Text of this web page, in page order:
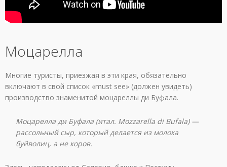
Моцарелла
Многие туристы, приезжая в эти края, обязательно
включают в свой список «must see» (должен увидеть)
производство знаменитой моцареллы ди Буфала.
Моцарелла ди Буфала (итал. Mozzarella di Bufala) —
рассольный сыр, который делается из молока
буйволиц, а не коров.